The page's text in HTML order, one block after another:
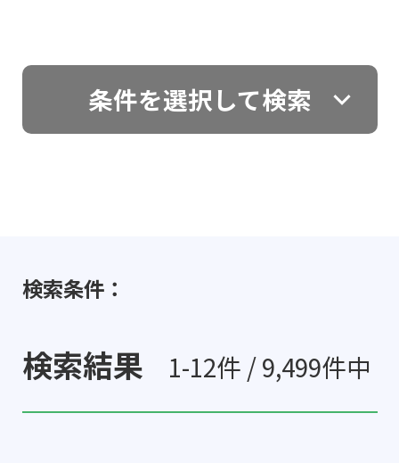
条件を選択して検索
検索条件：
検索結果 1-12件 / 9,499件中